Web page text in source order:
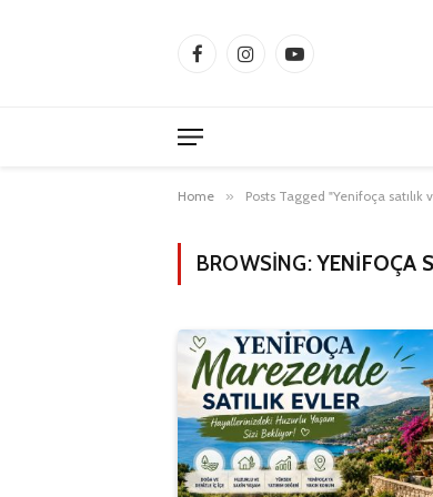
FacebookInstagramYouTube
Home » Posts Tagged "Yenifoça satılık
BROWSING:YENIFOÇA